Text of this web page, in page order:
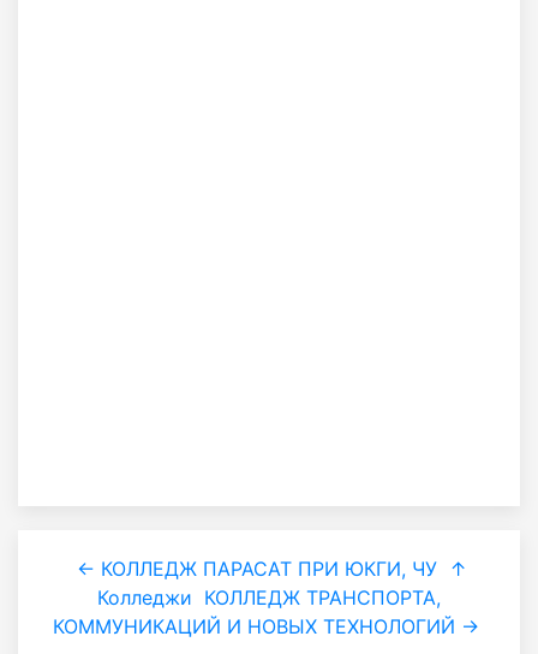
← КОЛЛЕДЖ ПАРАСАТ ПРИ ЮКГИ, ЧУ ↑
Колледжи КОЛЛЕДЖ ТРАНСПОРТА,
КОММУНИКАЦИЙ И НОВЫХ ТЕХНОЛОГИЙ →